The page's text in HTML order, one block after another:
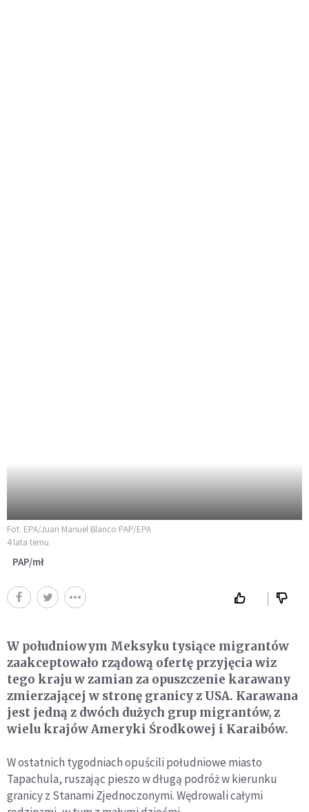
Fot. EPA/Juan Manuel Blanco PAP/EPA
4 lata temu
PAP/mł
W południowym Meksyku tysiące migrantów
zaakceptowało rządową ofertę przyjęcia wiz
tego kraju w zamian za opuszczenie karawany
zmierzającej w stronę granicy z USA. Karawana
jest jedną z dwóch dużych grup migrantów, z
wielu krajów Ameryki Środkowej i Karaibów.
W ostatnich tygodniach opuścili południowe miasto
Tapachula, ruszając pieszo w długą podróż w kierunku
granicy z Stanami Zjednoczonymi. Wędrowali całymi